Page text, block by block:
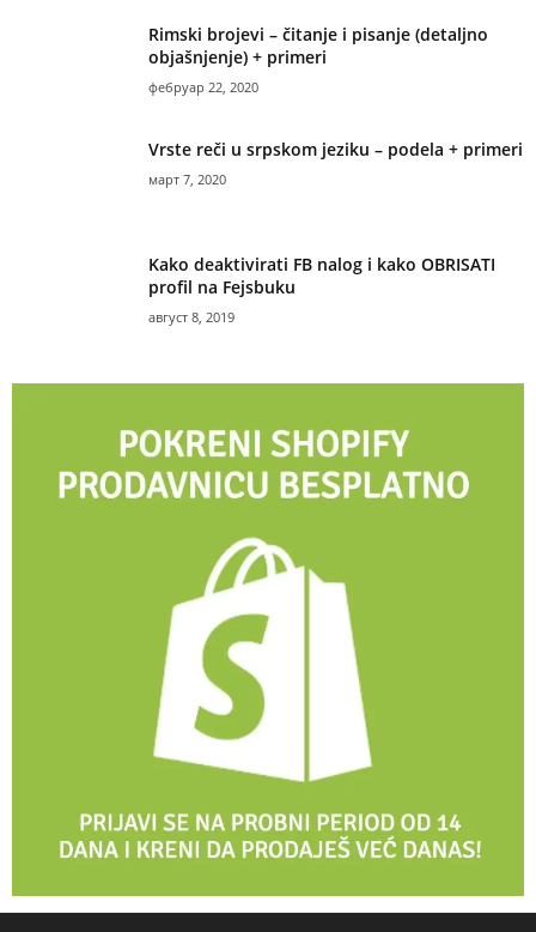
Rimski brojevi – čitanje i pisanje (detaljno
objašnjenje) + primeri
фебруар 22, 2020
Vrste reči u srpskom jeziku – podela + primeri
март 7, 2020
Kako deaktivirati FB nalog i kako OBRISATI
profil na Fejsbuku
август 8, 2019